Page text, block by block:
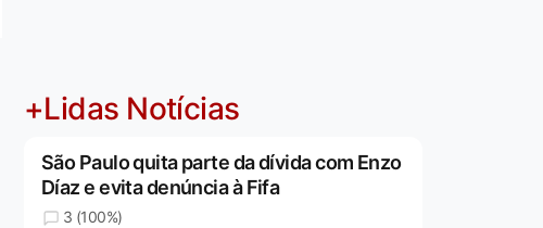
+Lidas Notícias
São Paulo quita parte da dívida com Enzo
Díaz e evita denúncia à Fifa
3 (100%)